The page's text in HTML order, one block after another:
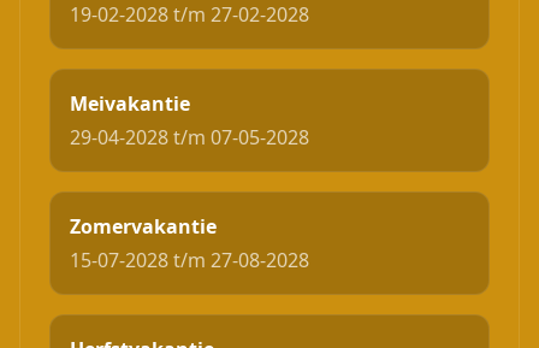
19-02-2028 t/m 27-02-2028
Meivakantie
29-04-2028 t/m 07-05-2028
Zomervakantie
15-07-2028 t/m 27-08-2028